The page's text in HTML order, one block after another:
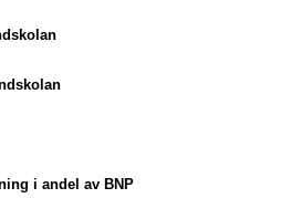
i andel av BNP